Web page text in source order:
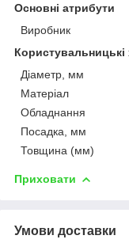
Основні атрибути
Виробник
Користувальницькі
Діаметр, мм
Матеріал
Обладнання
Посадка, мм
Товщина (мм)
Приховати
Умови доставки